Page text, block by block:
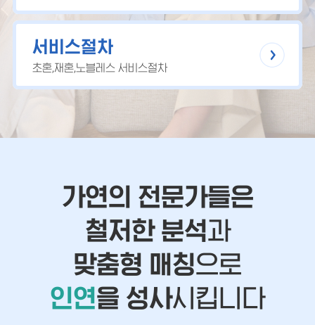
서비스절차
초혼,재혼,노블레스 서비스절차
가연의 전문가들은
철저한 분석과
맞춤형 매칭으로
인연을 성사시킵니다